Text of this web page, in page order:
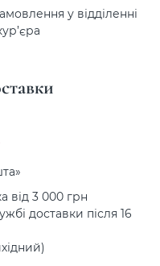
у відділенні
від 3 000 грн
доставки після 16